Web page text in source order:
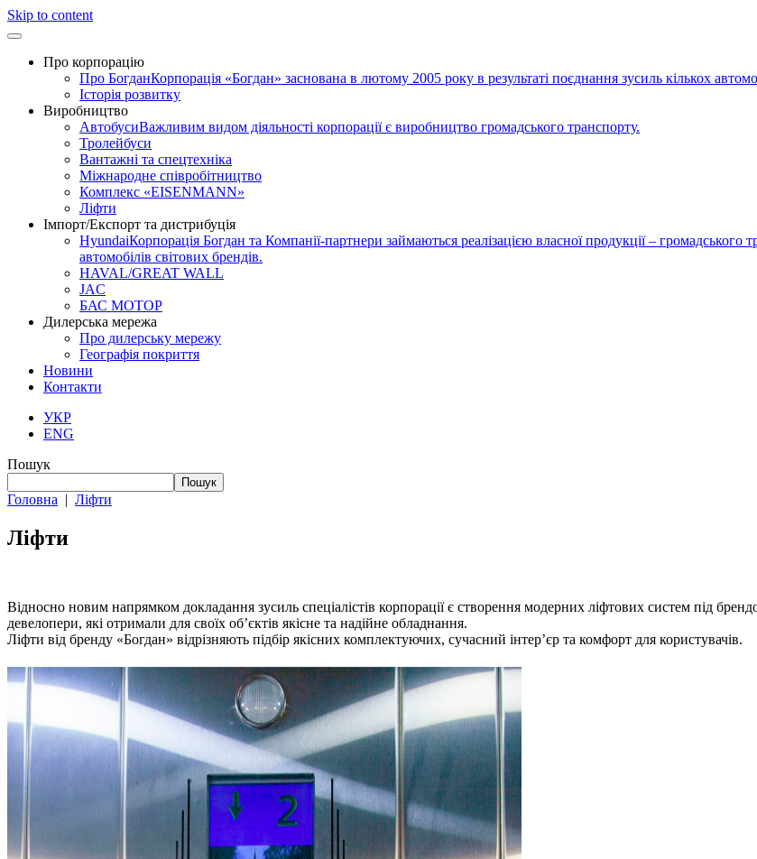
Skip to content
Про корпорацію
Про БогданКорпорація «Богдан» заснована в лютому 2005 року в результаті поєднання зусиль кількох
Історія розвитку
Виробництво
АвтобусиВажливим видом діяльності корпорації є виробництво громадського транспорту.
Тролейбуси
Вантажні та спецтехніка
Міжнародне співробітництво
Комплекс «EISENMANN»
Ліфти
Імпорт/Експорт та дистрибуція
HyundaiКорпорація Богдан та Компанії-партнери займаються реалізацією власної продукції –
автомобілів світових брендів.
HAVAL/GREAT WALL
JAC
БАС МОТОР
Дилерська мережа
Про дилерську мережу
Географія покриття
Новини
Контакти
УКР
ENG
Пошук
Пошук
Головна | Ліфти
Ліфти
Відносно новим напрямком докладання зусиль спеціалістів корпорації є створення модерних ліфтових систем під
девелопери, які отримали для своїх об’єктів якісне та надійне обладнання.
Ліфти від бренду «Богдан» відрізняють підбір якісних комплектуючих, сучасний інтер’єр та комфорт для користувачів.